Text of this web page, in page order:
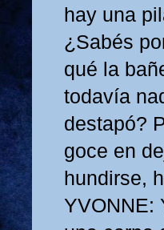
hay una
¿Sabés
qué la
todavía
destapó?
goce en
hundirse,
YVONNE: